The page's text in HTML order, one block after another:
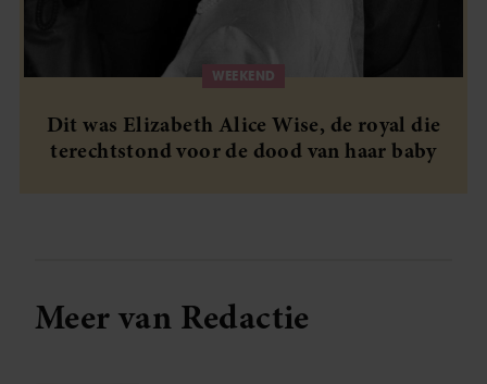
WEEKEND
Dit was Elizabeth Alice Wise, de royal die
terechtstond voor de dood van haar baby
Meer van Redactie